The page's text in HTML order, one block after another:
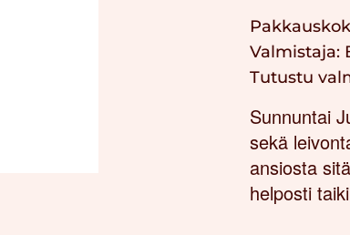
Valmistaja:
Tutustu
Sunnuntai
sekä
ansiosta
helposti